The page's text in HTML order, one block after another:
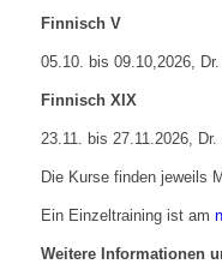
Finnisch V
05.10. bis 09.10,2026,
Finnisch XIX
23.11. bis 27.11.2026,
Die Kurse finden jeweils
Ein Einzeltraining ist am
Weitere Informationen